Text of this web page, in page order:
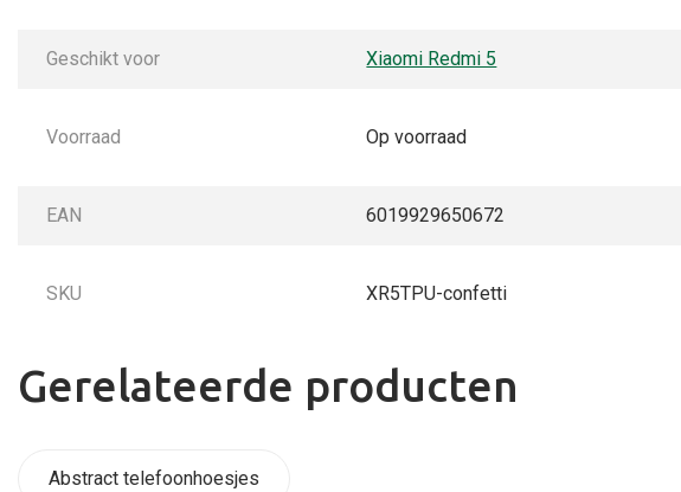
Geschikt voor Xiaomi Redmi 5
Voorraad Op voorraad
EAN 6019929650672
SKU XR5TPU-confetti
Gerelateerde producten
Abstract telefoonhoesjes